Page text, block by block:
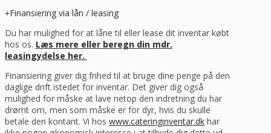
Finansiering via lån / leasing
Du har mulighed for at låne til eller lease dit inventar købt
hos os. Læs mere eller beregn din mdr.
leasingydelse her.
Finansiering giver dig frihed til at bruge dine penge på den
daglige drift istedet for inventar. Det giver dig også
mulighed for måske at lave netop den indretning du har
drømt om, men som måske er for dyr, hvis du skulle
betale den kontant. Vi hos www.cateringinventar.dk har